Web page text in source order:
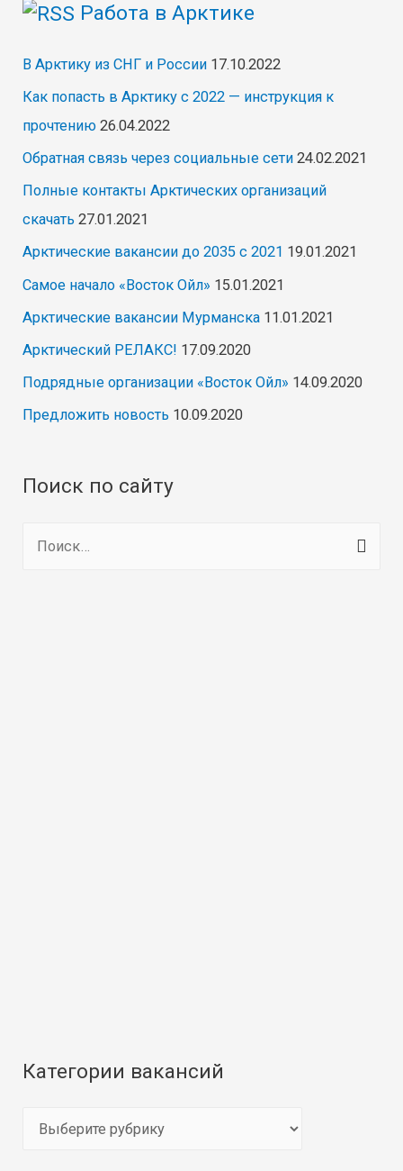
Работа в Арктике
В Арктику из СНГ и России 17.10.2022
Как попасть в Арктику с 2022 — инструкция к
прочтению 26.04.2022
Обратная связь через социальные сети 24.02.2021
Полные контакты Арктических организаций
скачать 27.01.2021
Арктические вакансии до 2035 с 2021 19.01.2021
Самое начало «Восток Ойл» 15.01.2021
Арктические вакансии Мурманска 11.01.2021
Арктический РЕЛАКС! 17.09.2020
Подрядные организации «Восток Ойл» 14.09.2020
Предложить новость 10.09.2020
Поиск по сайту
Категории вакансий